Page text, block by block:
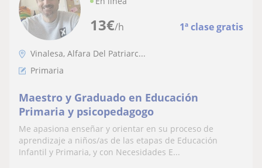
13€/h 1ª clase gratis
Vinalesa, Alfara Del Patriarc...
Primaria
Maestro y Graduado en Educación
Primaria y psicopedagogo
Me apasiona enseñar y orientar en su proceso de
aprendizaje a niños/as de las etapas de Educación
Infantil y Primaria, y con Necesidades E...